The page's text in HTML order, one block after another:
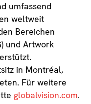
umfassend
weltweit
Bereichen
und Artwork
in Montréal,
Für weitere
globalvision.com.